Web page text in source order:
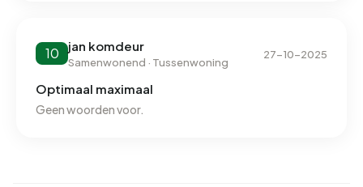
10 jan komdeur
Samenwonend · Tussenwoning
27-10-2025
Optimaal maximaal
Geen woorden voor.